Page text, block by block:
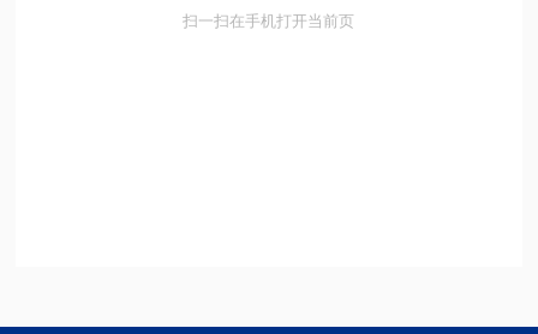
扫一扫在手机打开当前页